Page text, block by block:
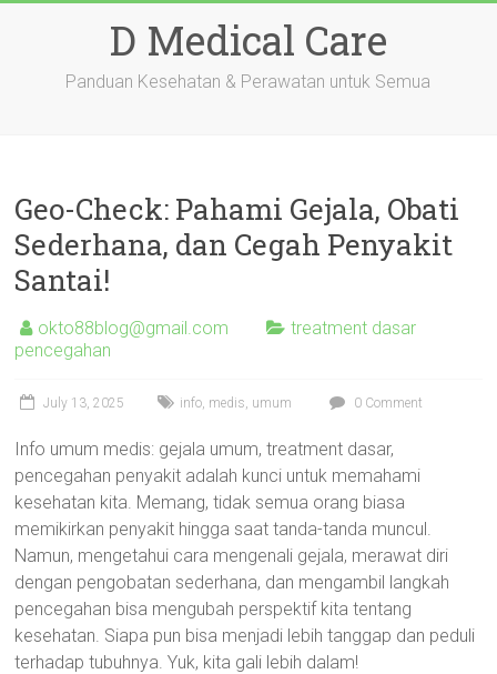
D Medical Care
Panduan Kesehatan & Perawatan untuk Semua
Geo-Check: Pahami Gejala, Obati
Sederhana, dan Cegah Penyakit
Santai!
okto88blog@gmail.com
treatment dasar
pencegahan
July 13, 2025 info, medis, umum 0 Comment
Info umum medis: gejala umum, treatment dasar,
pencegahan penyakit adalah kunci untuk memahami
kesehatan kita. Memang, tidak semua orang biasa
memikirkan penyakit hingga saat tanda-tanda muncul.
Namun, mengetahui cara mengenali gejala, merawat diri
dengan pengobatan sederhana, dan mengambil langkah
pencegahan bisa mengubah perspektif kita tentang
kesehatan. Siapa pun bisa menjadi lebih tanggap dan peduli
terhadap tubuhnya. Yuk, kita gali lebih dalam!